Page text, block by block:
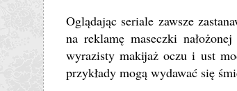
Oglądając seriale zawsze
na reklamę maseczki
wyrazisty makijaż oczu i ust
przykłady mogą wydawać się